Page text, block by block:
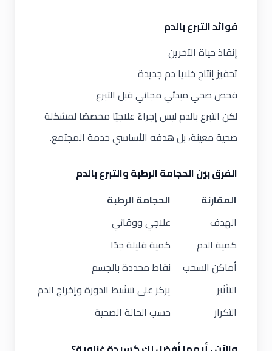
فوائد التبرع بالدم
إنقاذ حياة الآخرين
تحفيز إنتاج خلايا دم جديدة
فحص صحي مبدئي مجاني قبل التبرع
لكن التبرع بالدم ليس إجراءً علاجيًا مخصصًا لمشكلة
صحية معينة، بل هدفه الأساسي خدمة المجتمع.
الفرق بين الحجامة الرطبة والتبرع بالدم
المقارنة
الحجامة الرطبة
الهدف
علاجي ووقائي
كمية الدم
كمية قليلة جدًا
أماكن السحب
نقاط محددة بالجسم
التأثير
يركز على تنشيط الدورة وإخراج الدم الراكد
التكرار
حسب الحالة الصحية